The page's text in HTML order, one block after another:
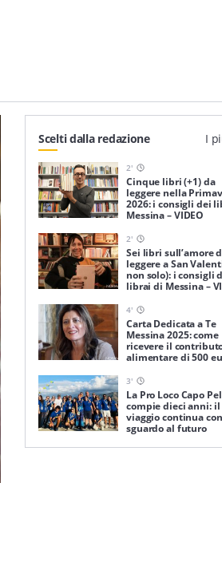
Scelti dalla redazione I
2'
Cinque libri (+1) da
leggere nella
2026: i consigli dei
Messina – VIDEO
2'
Sei libri sull’amore
leggere a San
non solo): i consigli
librai di Messina –
4'
Carta Dedicata a Te
Messina 2025: come
ricevere il
alimentare di 500
3'
La Pro Loco Capo
compie dieci anni: il
viaggio continua
sguardo al futuro